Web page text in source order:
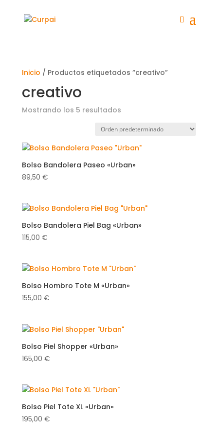
Inicio / Productos etiquetados “creativo”
creativo
Mostrando los 5 resultados
Bolso Bandolera Paseo «Urban»
89,50 €
Bolso Bandolera Piel Bag «Urban»
115,00 €
Bolso Hombro Tote M «Urban»
155,00 €
Bolso Piel Shopper «Urban»
165,00 €
Bolso Piel Tote XL «Urban»
195,00 €